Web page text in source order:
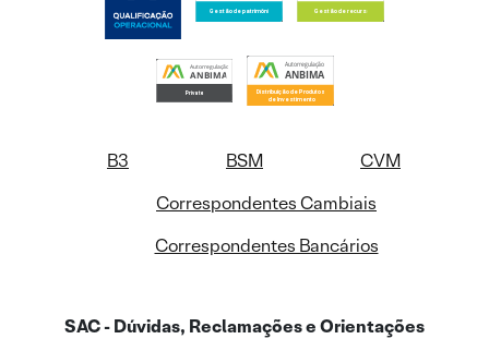
B3 BSM
CVM
Correspondentes Cambiais
Correspondentes Bancários
SAC - Dúvidas, Reclamações e Orientações